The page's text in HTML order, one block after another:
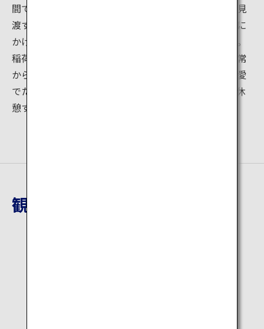
間で頂上に行ける山道が整備されており、京都市内を見
渡す絶景を楽しみながら山歩きが楽しめます。遠回りに
かけた時間と労力を上回る魅力が味わえるルートです。
稲荷山の広大な森をハイキングしていると、忙しい日常
から完全に自分を切り離すことができ、周囲の自然を愛
でたり、下山時にはおいしいアイスクリームを食べて休
憩するなど、ゆったりとした時間が楽しめます。
観光地詳細